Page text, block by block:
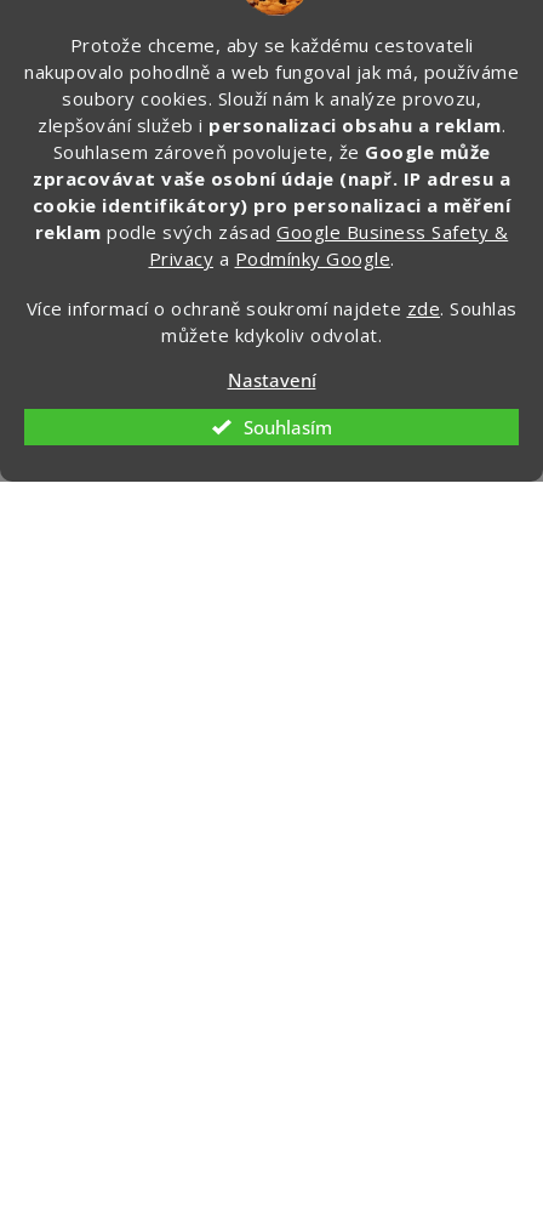
Protože chceme, aby se každému cestovateli
nakupovalo pohodlně a web fungoval jak má, používáme
soubory cookies. Slouží nám k analýze provozu,
zlepšování služeb i personalizaci obsahu a reklam.
Souhlasem zároveň povolujete, že Google může
zpracovávat vaše osobní údaje (např. IP adresu a
cookie identifikátory) pro personalizaci a měření
reklam podle svých zásadGoogle Business Safety &
Privacy a Podmínky Google.
Více informací o ochraně soukromí najdete zde. Souhlas
můžete kdykoliv odvolat.
Nastavení
Souhlasím
🎁 Po registraci získáte SLEVU 100 Kč
na první objednávku.
Zde vyplňte svůj email:
CHCI ZÍSKAT SLEVU 100 KČ »
Ochrana osobních údajů
Kontakt